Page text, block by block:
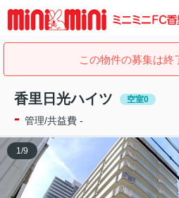
この物件の募集は終
香里日光ハイツ 空室0
- 管理/共益費 -
1/9